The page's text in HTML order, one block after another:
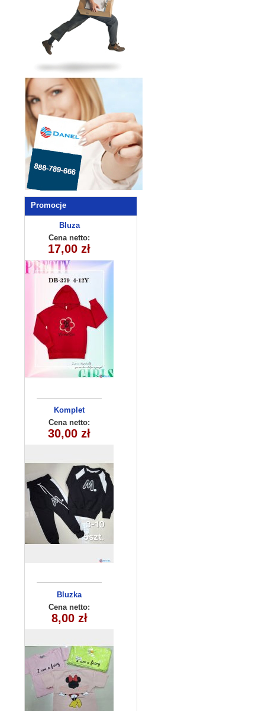
Promocje
Bluza
dziecięca
290525-DB379
(4-12) 10szt
Cena netto:
17,00 zł
Komplet
dziecięcy
(3-10) 5szt
Cena netto:
30,00 zł
Bluzka
dziecięca
Cena netto:
8,00 zł